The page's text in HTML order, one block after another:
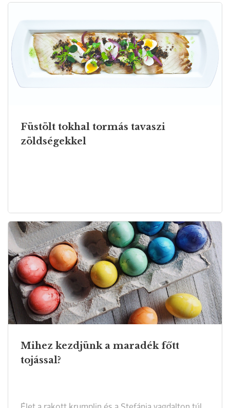
Füstölt tokhal tormás tavaszi
zöldségekkel
Mihez kezdjünk a maradék főtt
tojással?